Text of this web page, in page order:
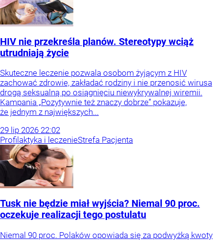
HIV nie przekreśla planów. Stereotypy wciąż
utrudniają życie
Skuteczne leczenie pozwala osobom żyjącym z HIV
zachować zdrowie, zakładać rodziny i nie przenosić wirusa
drogą seksualną po osiągnięciu niewykrywalnej wiremii.
Kampania „Pozytywnie też znaczy dobrze” pokazuje,
że jednym z największych...
29 lip 2026 22:02
Profilaktyka i leczenieStrefa Pacjenta
Tusk nie będzie miał wyjścia? Niemal 90 proc.
oczekuje realizacji tego postulatu
Niemal 90 proc. Polaków opowiada się za podwyżką kwoty